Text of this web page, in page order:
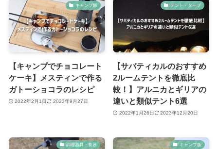
キャンプ飯
【キャンプでチョコレート
ケーキ】メスティンで作る
ガトーショコラのレシピ
2022年2月1日 2023年9月27日
テント・タープ
【サバティカルのおすすめ
2ルームテントを徹底比
較！】アルニカとギリアの
違いと類似テント6選
2022年1月26日 2023年12月20日
調理器具・食器 キャンプ飯